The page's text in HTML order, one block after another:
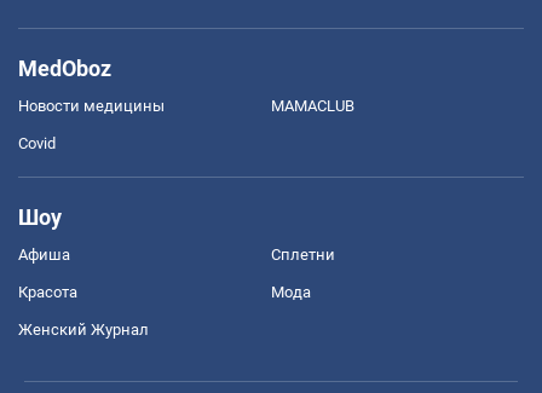
MedOboz
Новости медицины MAMACLUB
Covid
Шоу
Афиша Сплетни
Красота Мода
Женский Журнал